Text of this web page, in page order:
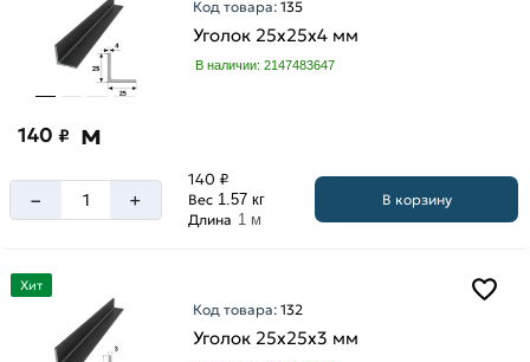
Код товара:135
Уголок 25х25х4 мм
В наличии: 2147483647
140 ₽ м
– +
140 ₽
Вес 1.57 кг
Длина 1 м
В корзину
Хит
Код товара:132
Уголок 25х25х3 мм